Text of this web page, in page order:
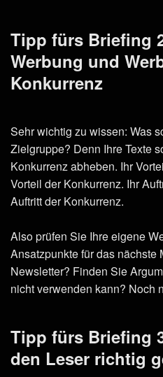
Tipp fürs Briefing
Werbung und
Konkurrenz
Sehr wichtig zu wissen: Was
Zielgruppe? Denn Ihre Texte
Konkurrenz abheben. Ihr
Vorteil der Konkurrenz. Ihr
Auftritt der Konkurrenz.
Also prüfen Sie Ihre eigene
Ansatzpunkte für das nächste
Newsletter? Finden Sie
nicht verwenden kann? Noch
Tipp fürs Briefing
den Leser richtig